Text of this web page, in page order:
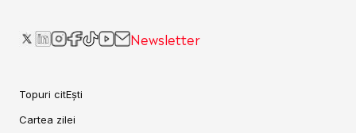
Newsletter
Topuri citEști
Cartea zilei